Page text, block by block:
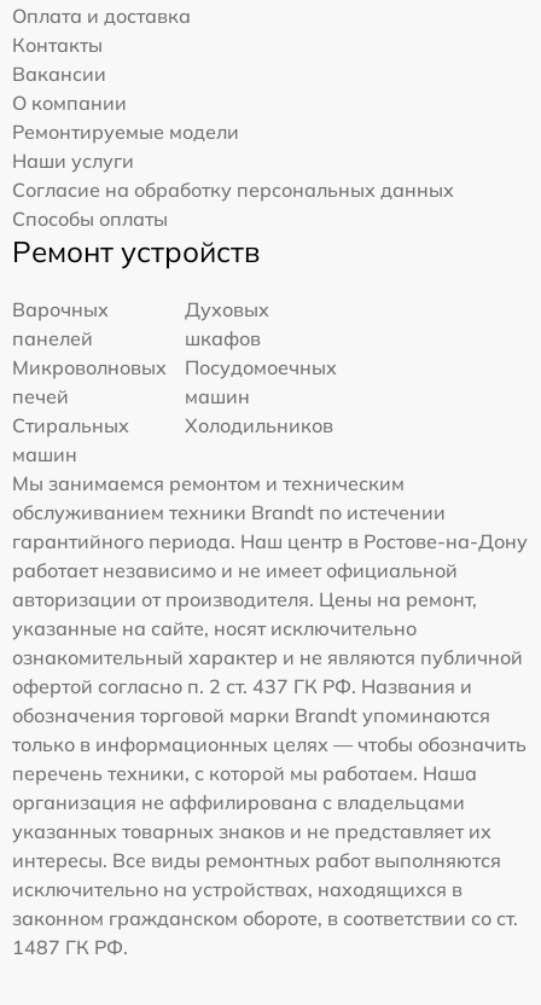
Оплата и доставка
Контакты
Вакансии
О компании
Ремонтируемые модели
Наши услуги
Согласие на обработку персональных данных
Способы оплаты
Ремонт устройств
Варочных
панелей
Духовых
шкафов
Микроволновых
печей
Посудомоечных
машин
Стиральных
машин
Холодильников
Мы занимаемся ремонтом и техническим
обслуживанием техники Brandt по истечении
гарантийного периода. Наш центр в Ростове-на-Дону
работает независимо и не имеет официальной
авторизации от производителя. Цены на ремонт,
указанные на сайте, носят исключительно
ознакомительный характер и не являются публичной
офертой согласно п. 2 ст. 437 ГК РФ. Названия и
обозначения торговой марки Brandt упоминаются
только в информационных целях — чтобы обозначить
перечень техники, с которой мы работаем. Наша
организация не аффилирована с владельцами
указанных товарных знаков и не представляет их
интересы. Все виды ремонтных работ выполняются
исключительно на устройствах, находящихся в
законном гражданском обороте, в соответствии со ст.
1487 ГК РФ.